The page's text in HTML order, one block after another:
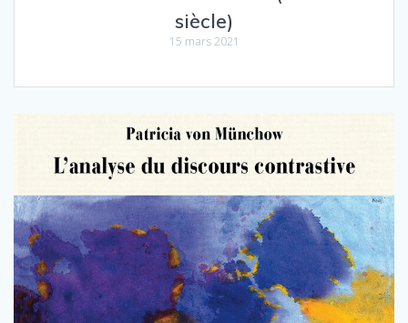
siècle)
15 mars 2021